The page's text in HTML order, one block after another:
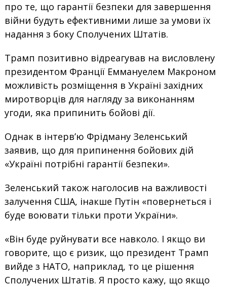
про те, що гарантії безпеки для завершення
війни будуть ефективними лише за умови їх
надання з боку Сполучених Штатів.
Трамп позитивно відреагував на висловлену
президентом Франції Еммануелем Макроном
можливість розміщення в Україні західних
миротворців для нагляду за виконанням
угоди, яка припинить бойові дії.
Однак в інтерв’ю Фрідману Зеленський
заявив, що для припинення бойових дій
«Україні потрібні гарантії безпеки».
Зеленський також наголосив на важливості
залучення США, інакше Путін «повернеться і
буде воювати тільки проти України».
«Він буде руйнувати все навколо. І якщо ви
говорите, що є ризик, що президент Трамп
вийде з НАТО, наприклад, то це рішення
Сполучених Штатів. Я просто кажу, що якщо